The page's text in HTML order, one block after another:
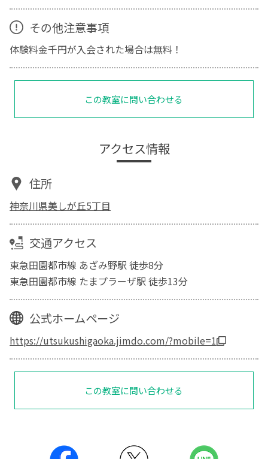
その他注意事項
体験料金千円が入会された場合は無料！
この教室に問い合わせる
アクセス情報
住所
神奈川県美しが丘5丁目
交通アクセス
東急田園都市線 あざみ野駅 徒歩8分
東急田園都市線 たまプラーザ駅 徒歩13分
公式ホームページ
https://utsukushigaoka.jimdo.com/?mobile=1
この教室に問い合わせる